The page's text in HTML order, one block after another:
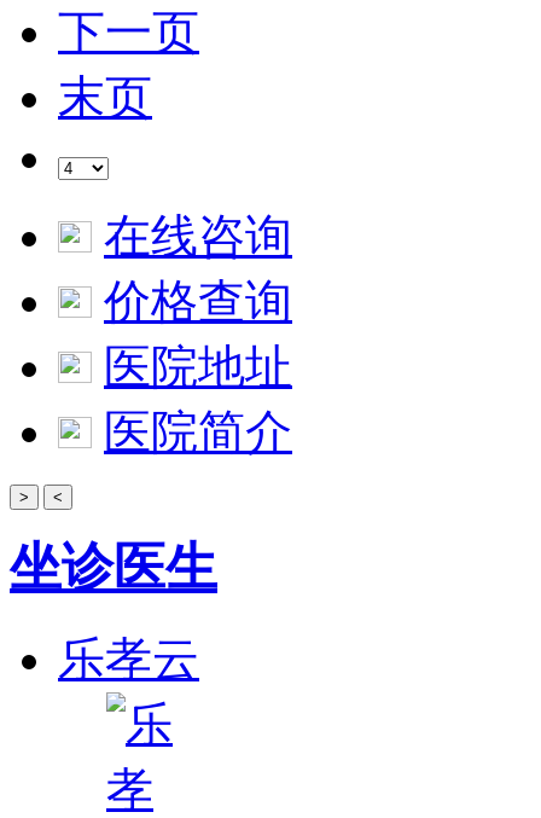
下一页
末页
在线咨询
价格查询
医院地址
医院简介
> <
坐诊医生
乐孝云